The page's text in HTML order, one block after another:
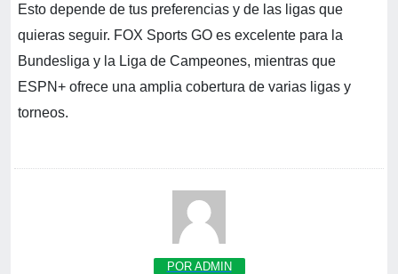
Esto depende de tus preferencias y de las ligas que
quieras seguir. FOX Sports GO es excelente para la
Bundesliga y la Liga de Campeones, mientras que
ESPN+ ofrece una amplia cobertura de varias ligas y
torneos.
POR ADMIN